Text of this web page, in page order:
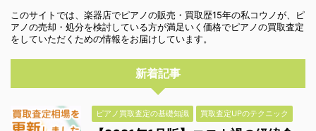
このサイトでは、楽器店でピアノの販売・買取歴15年の私コウノが、ピ
アノの売却・処分を検討している方が満足いく価格でピアノの買取査定
をしていただくための情報をお届けしています。
新着記事
ピアノ買取査定の基礎知識 買取査定UPのテクニック